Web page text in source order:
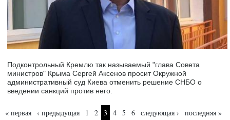
Подконтрольный Кремлю так называемый "глава Совета
министров" Крыма Сергей Аксенов просит Окружной
административный суд Киева отменить решение СНБО о
введении санкций против него.
Страницы
« первая ‹ предыдущая 1 2 3 4 5 6 следующая › последняя »